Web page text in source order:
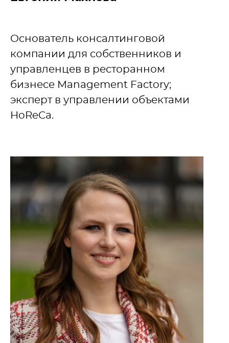
Основатель консалтинговой
компании для собственников и
управленцев в ресторанном
бизнесе Management Factory;
эксперт в управлении объектами
HoReCa.